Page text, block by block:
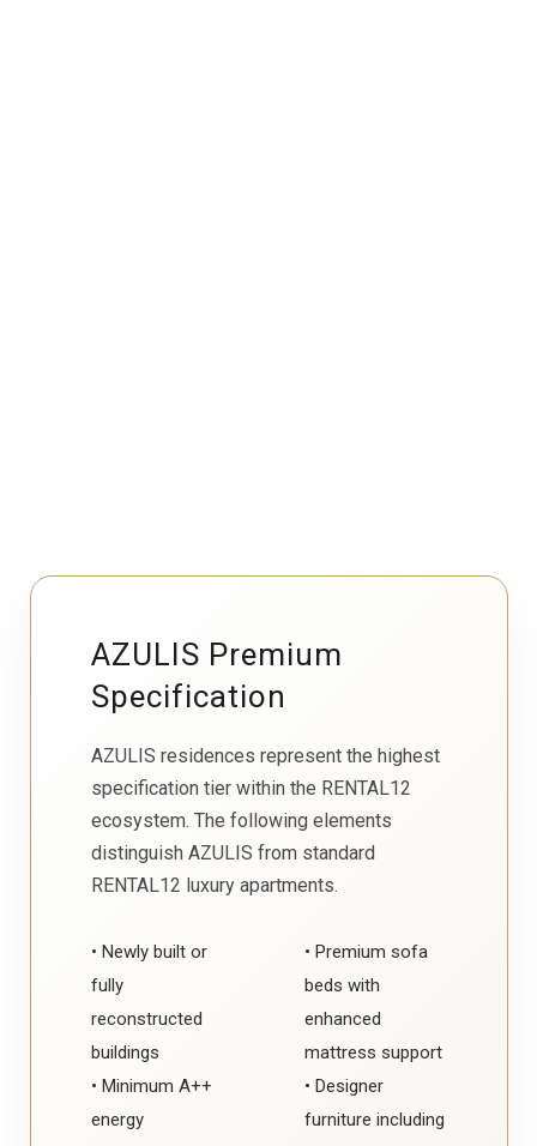
AZULIS Premium
Specification
AZULIS residences represent the highest
specification tier within the RENTAL12
ecosystem. The following elements
distinguish AZULIS from standard
RENTAL12 luxury apartments.
• Newly built or
fully
reconstructed
buildings
• Minimum A++
energy
• Premium sofa
beds with
enhanced
mattress support
• Designer
furniture including